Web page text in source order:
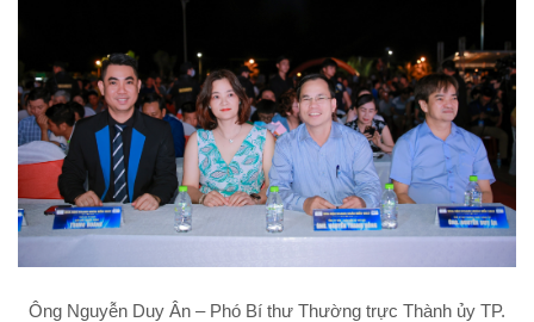
Ông Nguyễn Duy Ân – Phó Bí thư Thường trực Thành ủy TP.